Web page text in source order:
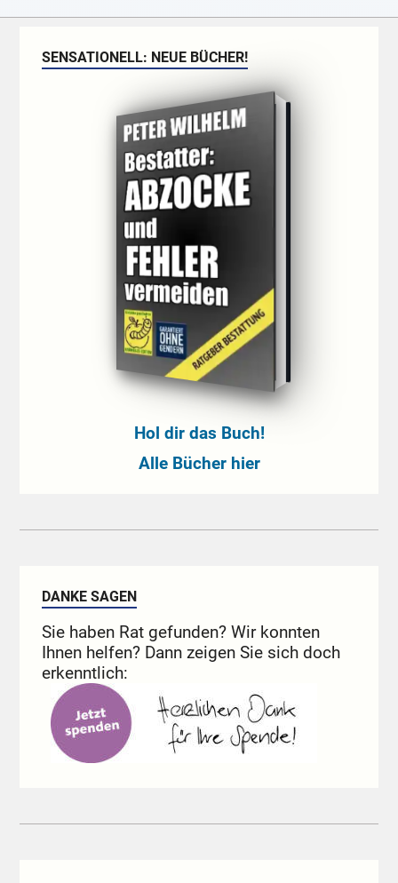
SENSATIONELL: NEUE BÜCHER!
Hol dir das Buch!
Alle Bücher hier
DANKE SAGEN
Sie haben Rat gefunden? Wir konnten
Ihnen helfen? Dann zeigen Sie sich doch
erkenntlich: